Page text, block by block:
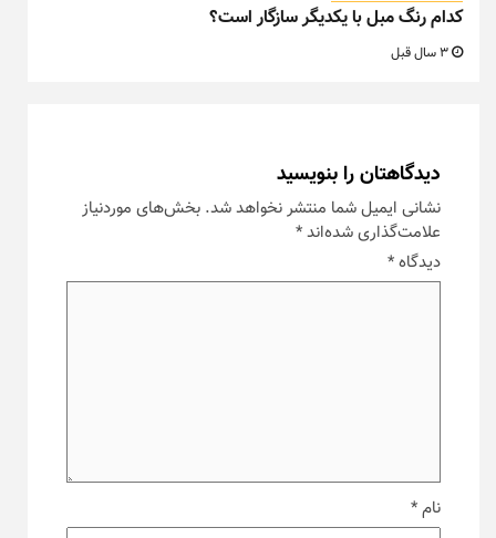
کدام رنگ مبل با یکدیگر سازگار است؟
دیدگاهتان را بنویسید
نشانی ایمیل شما منتشر نخواهد شد. بخش‌های موردنیاز
علامت‌گذاری شده‌اند*
دیدگاه*
نام*